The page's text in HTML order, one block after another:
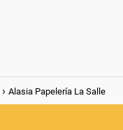
Alasia Papelería La Salle